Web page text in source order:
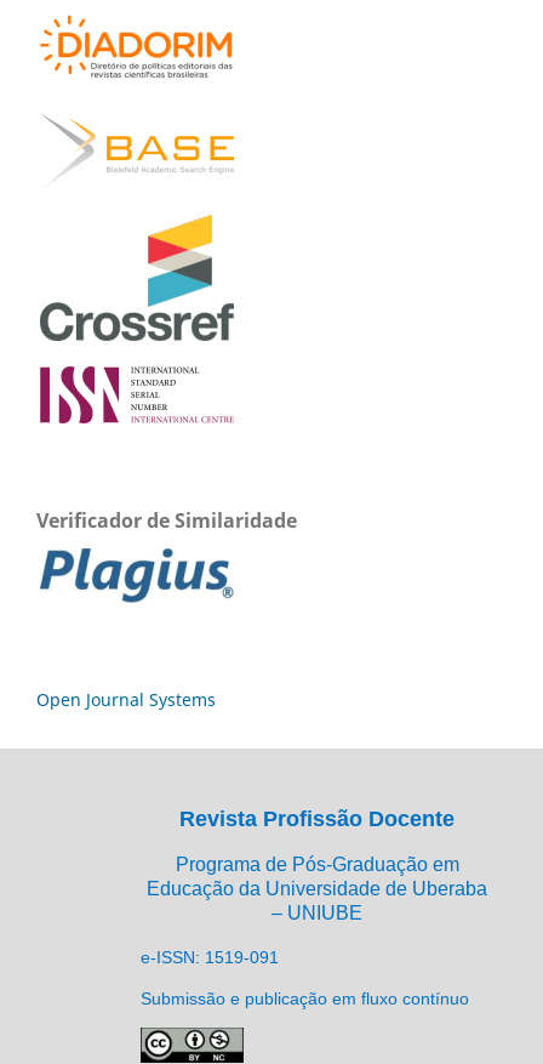
Verificador de Similaridade
Open Journal Systems
Revista Profissão Docente
Programa de Pós-Graduação em
Educação da Universidade de Uberaba
– UNIUBE
e-ISSN: 1519-091
Submissão e publicação em fluxo contínuo